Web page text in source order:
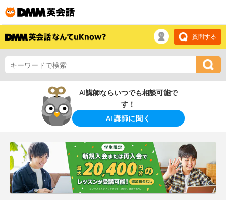
質問する
AI講師ならいつでも相談可能で
す！
AI講師に聞く